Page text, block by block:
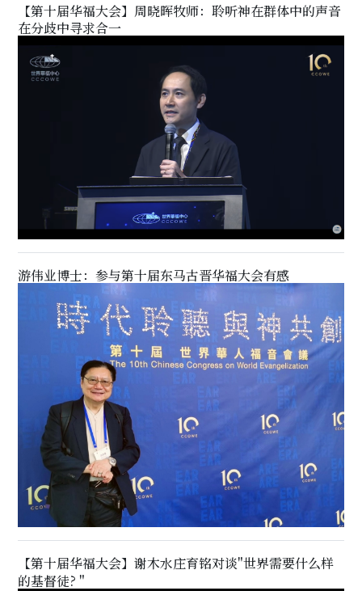
【第十届华福大会】周晓晖牧师：聆听神在群体中的声音
在分歧中寻求合一
游伟业博士：参与第十届东马古晋华福大会有感
【第十届华福大会】谢木水庄育铭对谈"世界需要什么样
的基督徒? "